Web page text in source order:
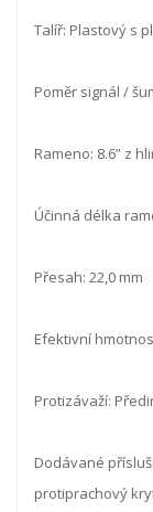
Talíř: Plastový s
Poměr signál /
Rameno: 8.6” z
Účinná délka
Přesah: 22,0 mm
Efektivní
Protizávaží:
Dodávané
protiprachový